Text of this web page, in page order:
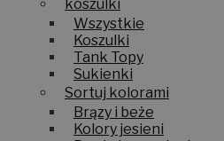
koszulki
Wszystkie
Koszulki
Tank Topy
Sukienki
Sortuj kolorami
Brązy i beże
Kolory jesieni